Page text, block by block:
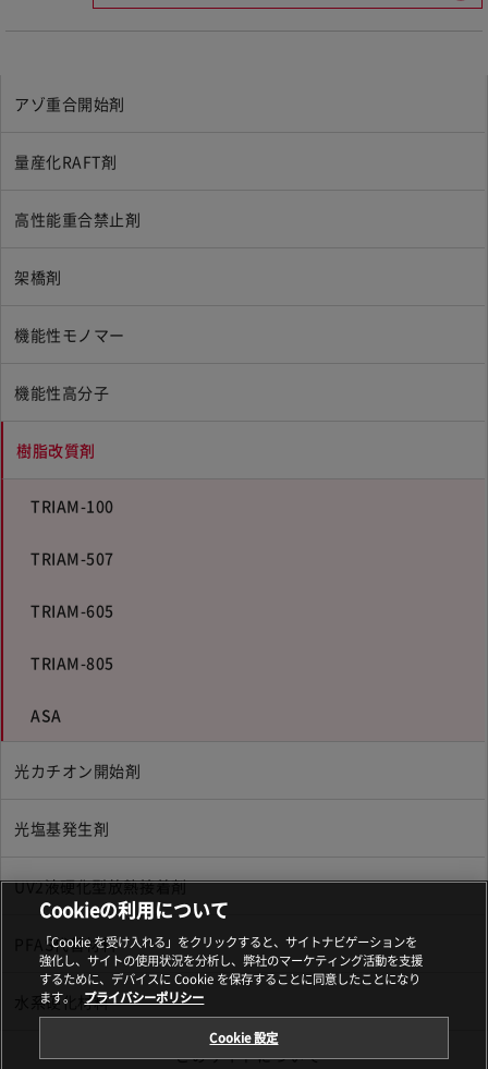
アゾ重合開始剤
量産化RAFT剤
高性能重合禁止剤
架橋剤
機能性モノマー
機能性高分子
樹脂改質剤
TRIAM-100
TRIAM-507
TRIAM-605
TRIAM-805
ASA
光カチオン開始剤
光塩基発生剤
UV2液硬化型放熱接着剤
PFAS代替材料
水系硬化材料
このサイトについて
Cookieの利用について
「Cookie を受け入れる」をクリックすると、サイトナビゲーションを
強化し、サイトの使用状況を分析し、弊社のマーケティング活動を支援
するために、デバイスに Cookie を保存することに同意したことになり
ます。
プライバシーポリシー
Cookie 設定